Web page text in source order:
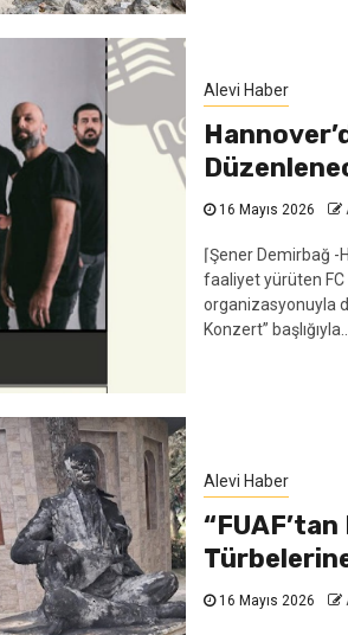
Alevi Haber
16 Mayıs 2026
⌈Şener Demirbağ -
faaliyet yürüten FC
organizasyonuyla
Konzert” başlığıyla...
Alevi Haber
16 Mayıs 2026